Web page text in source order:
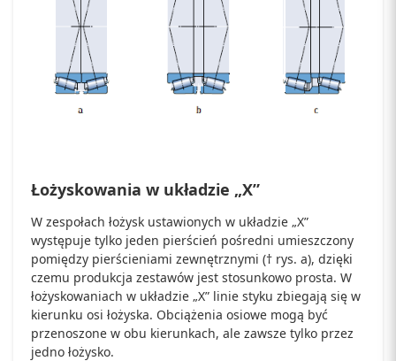
Łożyskowania w układzie „X”
W zespołach łożysk ustawionych w układzie „X”
występuje tylko jeden pierścień pośredni umieszczony
pomiędzy pierścieniami zewnętrznymi († rys. a), dzięki
czemu produkcja zestawów jest stosunkowo prosta. W
łożyskowaniach w układzie „X” linie styku zbiegają się w
kierunku osi łożyska. Obciążenia osiowe mogą być
przenoszone w obu kierunkach, ale zawsze tylko przez
jedno łożysko.